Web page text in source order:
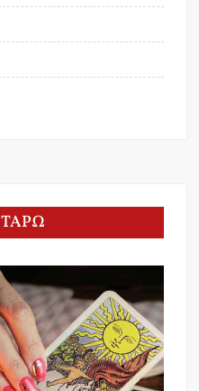
ΤΑΡΩ